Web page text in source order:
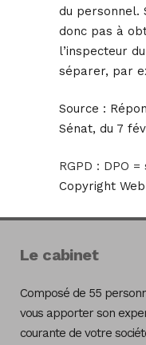
du personnel.
donc pas à
l’inspecteur
séparer, par
Source :
Sénat, du 7
RGPD : DPO
Copyright
Le cabinet
Composé de 55
vous apporter son
courante de votre